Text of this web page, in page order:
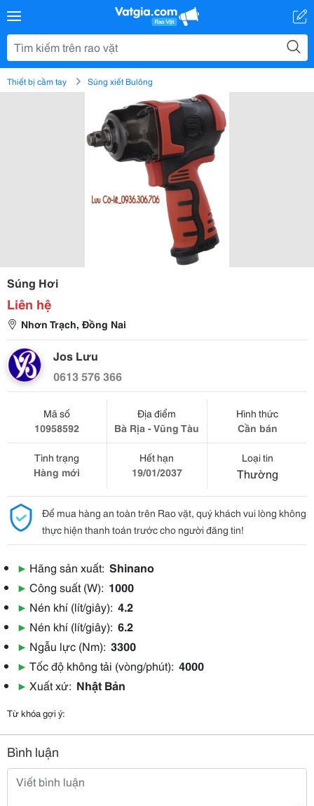
Thiết bị cầm tay Súng xiết Bulông
Súng Hơi
Liên hệ
Nhơn Trạch, Đồng Nai
Jos Lưu
0613 576 366
Mã số
10958592
Địa điểm
Bà Rịa - Vũng Tàu
Hình thức
Cần bán
Tình trạng
Hàng mới
Hết hạn
19/01/2037
Loại tin
Thường
Để mua hàng an toàn trên Rao vặt, quý khách vui lòng không
thực hiện thanh toán trước cho người đăng tin!
▶ Hãng sản xuất: Shinano
▶ Công suất (W): 1000
▶ Nén khí (lít/giây): 4.2
▶ Nén khí (lít/giây): 6.2
▶ Ngẫu lực (Nm): 3300
▶ Tốc độ không tải (vòng/phút): 4000
▶ Xuất xứ: Nhật Bản
Từ khóa gợi ý:
Bình luận